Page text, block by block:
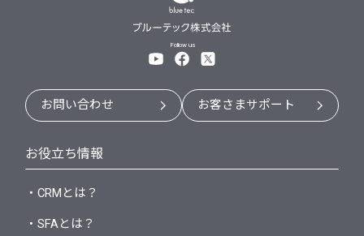
Follow us
お問い合わせ お客さまサポート
お役立ち情報
・CRMとは？
・SFAとは？